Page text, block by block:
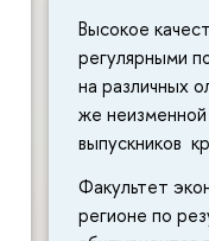
Высокое
регулярными
на различных
же
выпускников
Факультет
регионе по